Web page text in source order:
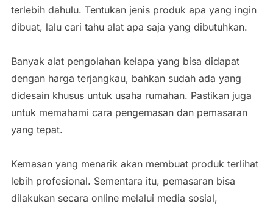
terlebih dahulu. Tentukan jenis produk apa yang ingin
dibuat, lalu cari tahu alat apa saja yang dibutuhkan.
Banyak alat pengolahan kelapa yang bisa didapat
dengan harga terjangkau, bahkan sudah ada yang
didesain khusus untuk usaha rumahan. Pastikan juga
untuk memahami cara pengemasan dan pemasaran
yang tepat.
Kemasan yang menarik akan membuat produk terlihat
lebih profesional. Sementara itu, pemasaran bisa
dilakukan secara online melalui media sosial,